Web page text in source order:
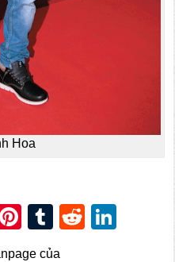
Hoa
TwitterPinterest
TumblrReddit
của